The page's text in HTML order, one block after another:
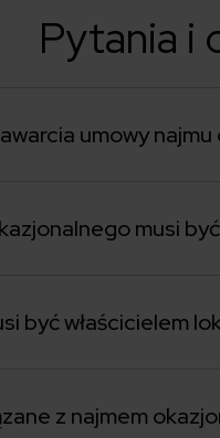
Pytania i
umowy
musi
być właścicielem
z najmem